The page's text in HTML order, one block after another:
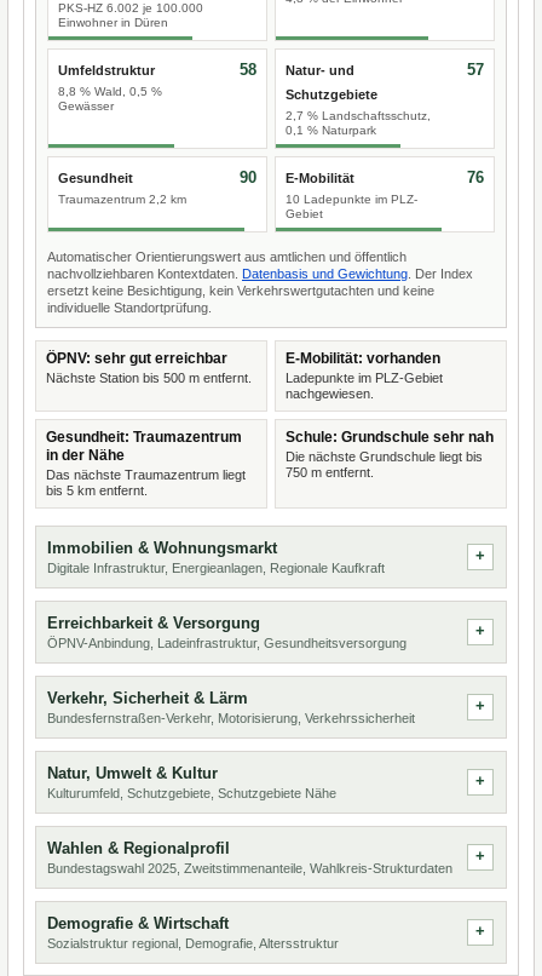
PKS-HZ 6.002 je 100.000
Einwohner in Düren
Umfeldstruktur
8,8 % Wald, 0,5 %
Gewässer
58
Natur- und
Schutzgebiete
2,7 % Landschaftsschutz,
0,1 % Naturpark
57
Gesundheit
Traumazentrum 2,2 km
90 E-Mobilität
10 Ladepunkte im PLZ-
Gebiet
76
Automatischer Orientierungswert aus amtlichen und öffentlich
nachvollziehbaren Kontextdaten. Datenbasis und Gewichtung . Der Index
ersetzt keine Besichtigung, kein Verkehrswertgutachten und keine
individuelle Standortprüfung.
ÖPNV: sehr gut erreichbar
Nächste Station bis 500 m entfernt.
E-Mobilität: vorhanden
Ladepunkte im PLZ-Gebiet
nachgewiesen.
Gesundheit: Traumazentrum
in der Nähe
Das nächste Traumazentrum liegt
bis 5 km entfernt.
Schule: Grundschule sehr nah
Die nächste Grundschule liegt bis
750 m entfernt.
Immobilien & Wohnungsmarkt
Digitale Infrastruktur, Energieanlagen, Regionale Kaufkraft
Erreichbarkeit & Versorgung
ÖPNV-Anbindung, Ladeinfrastruktur, Gesundheitsversorgung
Verkehr, Sicherheit & Lärm
Bundesfernstraßen-Verkehr, Motorisierung, Verkehrssicherheit
Natur, Umwelt & Kultur
Kulturumfeld, Schutzgebiete, Schutzgebiete Nähe
Wahlen & Regionalprofil
Bundestagswahl 2025, Zweitstimmenanteile, Wahlkreis-Strukturdaten
Demografie & Wirtschaft
Sozialstruktur regional, Demografie, Altersstruktur